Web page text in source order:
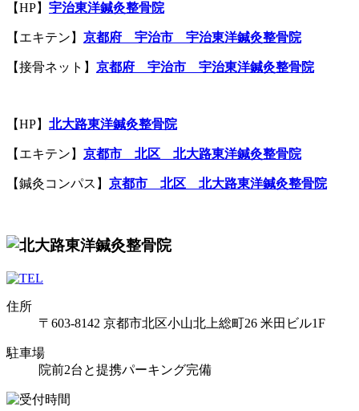
【HP】 宇治東洋鍼灸整骨院
【エキテン】 京都府 宇治市 宇治東洋鍼灸整骨院
【接骨ネット】 京都府 宇治市 宇治東洋鍼灸整骨院
【HP】 北大路東洋鍼灸整骨院
【エキテン】 京都市 北区 北大路東洋鍼灸整骨院
【鍼灸コンパス】 京都市 北区 北大路東洋鍼灸整骨院
住所
〒603-8142 京都市北区小山北上総町26 米田ビル1F
駐車場
院前2台と提携パーキング完備